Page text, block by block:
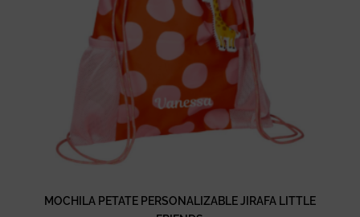
MOCHILA PETATE PERSONALIZABLE JIRAFA LITTLE